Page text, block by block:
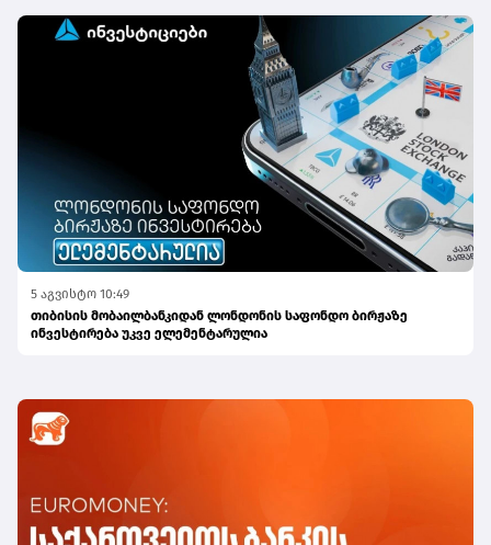
5 აგვისტო 10:49
თიბისის მობაილბანკიდან ლონდონის საფონდო ბირჟაზე
ინვესტირება უკვე ელემენტარულია